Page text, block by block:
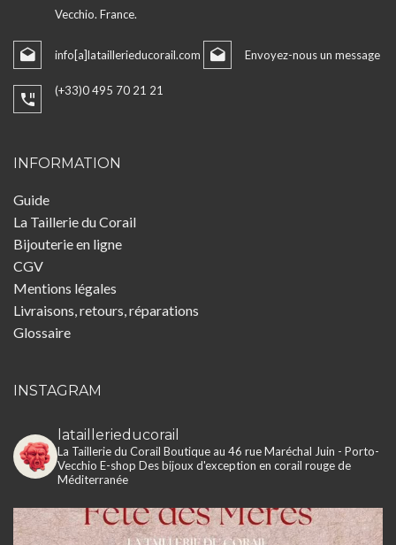
Vecchio. France.
info[a]lataillerieducorail.com Envoyez-nous un message
(+33)0 495 70 21 21
INFORMATION
Guide
La Taillerie du Corail
Bijouterie en ligne
CGV
Mentions légales
Livraisons, retours, réparations
Glossaire
INSTAGRAM
lataillerieducorail
La Taillerie du Corail Boutique au 46 rue Maréchal Juin - Porto-
Vecchio E-shop Des bijoux d'exception en corail rouge de
Méditerranée